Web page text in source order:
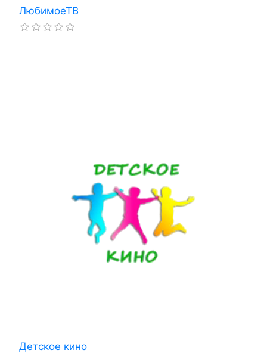
ЛюбимоеТВ
Детское кино